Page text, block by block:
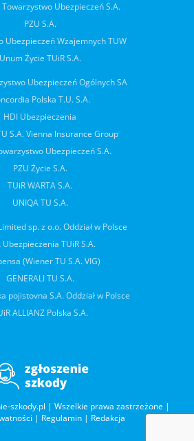
Ubezpieczeń S.A.
PZU S.A.
Ubezpieczeń Wzajemnych TUW
Unum Życie TUiR S.A.
Ubezpieczeń Ogólnych SA
Polska T.U. S.A.
HDI Ubezpieczenia
S.A. Vienna Insurance Group
Ubezpieczeń S.A.
PZU Życie S.A.
TUiR WARTA S.A.
UNIQA TU S.A.
sp. z o.o. Oddział w Polsce
Ubezpieczenia TUiR S.A.
(Wiener TU S.A. VIG)
GENERALI TU S.A.
pojistovna S.A. Oddział w Polsce
ALLIANZ Polska S.A.
szkody.pl | Wszelkie prawa zastrzeżone |
| Regulamin | Redakcja